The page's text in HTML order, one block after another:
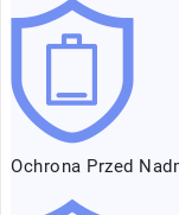
Ochrona Przed